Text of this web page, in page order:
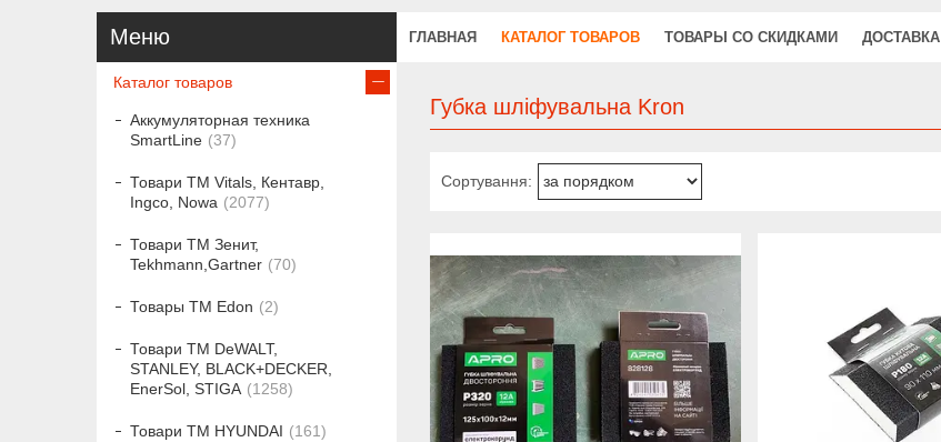
ГЛАВНАЯ КАТАЛОГ ТОВАРОВ ТОВАРЫ СО СКИДКАМИ ДОСТАВКА
Губка шліфувальна Kron
Каталог товаров
Аккумуляторная техника
SmartLine
37
Товари ТМ Vitals, Кентавр,
Ingco, Nowa
2077
Товари ТМ Зенит,
Tekhmann,Gartner
70
Товары ТМ Edon 2
Товари ТМ DeWALT,
STANLEY, BLACK+DECKER,
EnerSol, STIGA
1258
Товари ТМ HYUNDAI 161